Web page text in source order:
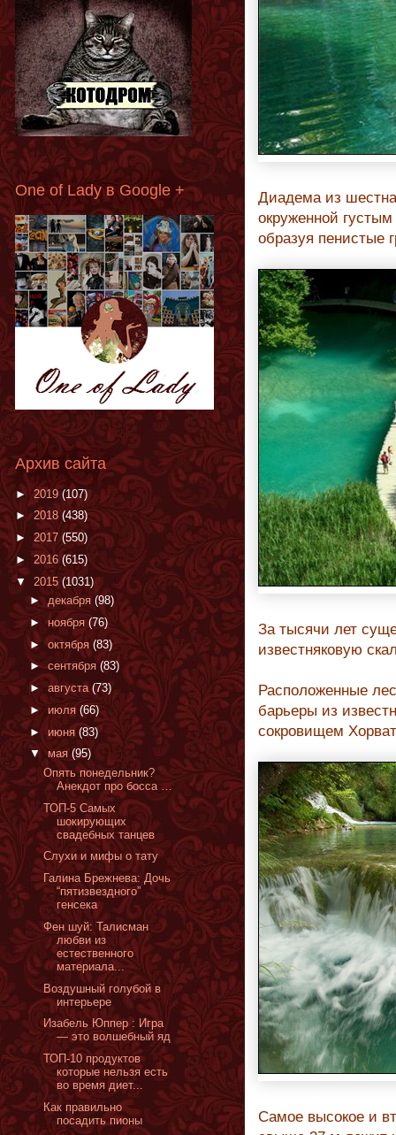
Диадема из
окруженной
образуя пенистые
За тысячи лет
известняковую
Расположенные
барьеры из
сокровищем
Самое высокое и
One of Lady в Google +
Архив сайта
► 2019 (107)
►2018 (438)
► 2017 (550)
► 2016(615)
▼ 2015 (1031)
►декабря (98)
► ноября(76)
►октября (83)
► сентября (83)
► августа (73)
► июля (66)
► июня (83)
▼ мая (95)
Опять понедельник?
Анекдот про босса …
ТОП-5 Самых
шокирующих
свадебных танцев
Слухи и мифы о тату
Галина Брежнева: Дочь
“пятизвездного”
генсека
Фен шуй: Талисман
любви из
естественного
материала...
Воздушный голубой в
интерьере
Изабель Юппер : Игра
— это волшебный яд
ТОП-10 продуктов
которые нельзя есть
во время диет...
Как правильно
посадить пионы